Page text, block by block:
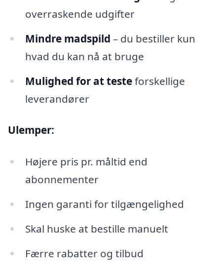
overraskende udgifter
Mindre madspild – du bestiller kun
hvad du kan nå at bruge
Mulighed for at testeforskellige
leverandører
Ulemper:
Højere pris pr. måltid end
abonnementer
Ingen garanti for tilgængelighed
Skal huske at bestille manuelt
Færre rabatter og tilbud